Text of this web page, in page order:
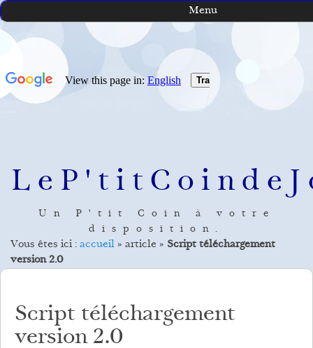
Un P'tit Coin à votre
disposition.
Menu
Vous êtes ici :accueil » article » Script téléchargement
version 2.0
Script téléchargement
version 2.0